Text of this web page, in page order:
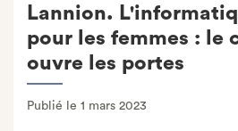
Lannion.
pour les femmes : le
ouvre les portes
Publié le 1 mars 2023